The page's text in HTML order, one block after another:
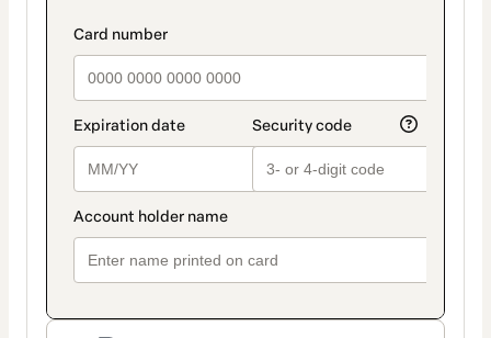
payment_data.section_title_v2
method